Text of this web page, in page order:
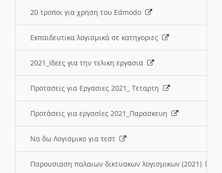
20 τροποι για χρηση του Edmodo
Εκπαιδευτικα λογισμικά σε κατηγοριες
2021_Ιδεες για την τελικη εργασια
Προτασεις για Εργασιες 2021_ Τεταρτη
Προτάσεις για εργασίες 2021_Παρασκευη
Να δω Λογισμικο για τεστ
Παρουσιαση παλαιων δικτυακων λογισμικων (2021)